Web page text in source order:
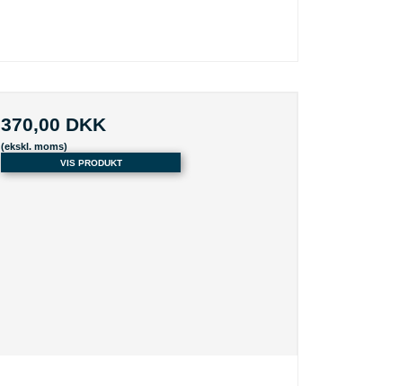
370,00 DKK
(ekskl. moms)
VIS PRODUKT